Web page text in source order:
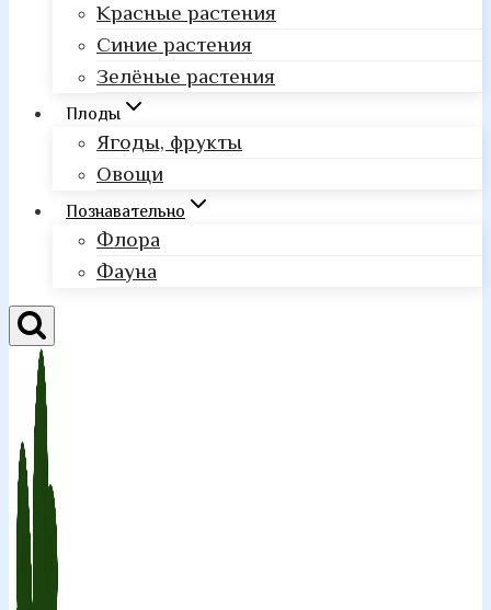
Красные растения
Синие растения
Зелёные растения
Плоды
Ягоды, фрукты
Овощи
Познавательно
Флора
Фауна